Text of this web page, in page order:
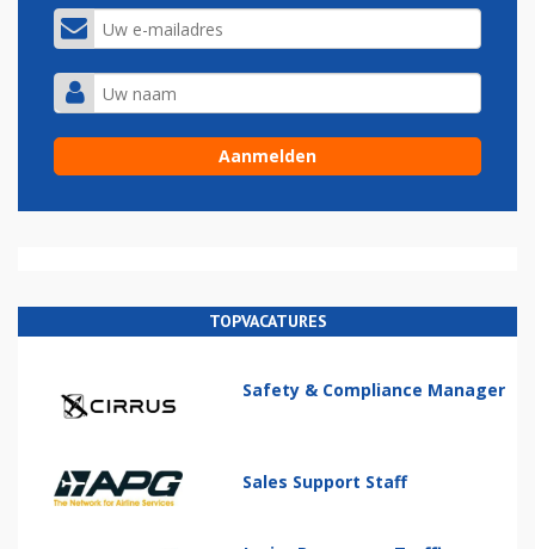
TOPVACATURES
Safety & Compliance Manager
Sales Support Staff